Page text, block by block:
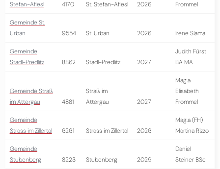
Stefan-Afiesl
4170 St. Stefan-Afiesl 2026
Frommel
Gemeinde St.
Urban
9554 St. Urban 2026 Irene Slama
Gemeinde
Stadl-Predlitz
8862 Stadl-Predlitz 2027
Judith Fürst
BA MA
Gemeinde Straß
im Attergau
4881
Straß im
Attergau
2027
Mag.a
Elisabeth
Frommel
Gemeinde
Strass im Zillertal
6261 Strass im Zillertal 2026
Mag.a (FH)
Martina Rizzo
Gemeinde
Stubenberg
8223 Stubenberg 2029
Daniel
Steiner BSc